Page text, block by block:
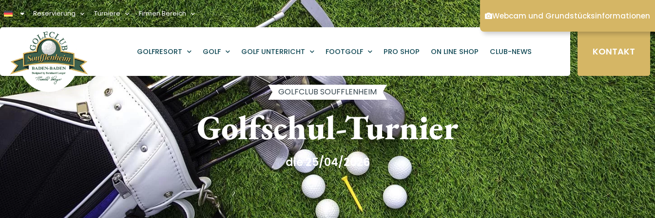
Reservierung Turniere Firmen Bereich
GOLFRESORT GOLF GOLF UNTERRICHT FOOTGOLF PRO SHOP ON LINE SHOP CLUB-NEWS KONTAKT
GOLFCLUB SOUFFLENHEIM
Golfschul-Turnier
die 25/04/2026
Webcam und Grundstücksinformationen